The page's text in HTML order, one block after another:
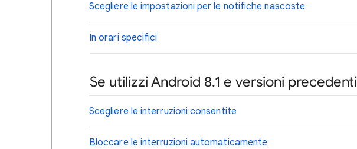
Scegliere le impostazioni per le notifiche nascoste
In orari specifici
Se utilizzi Android 8.1 e versioni precedenti
Scegliere le interruzioni consentite
Bloccare le interruzioni automaticamente